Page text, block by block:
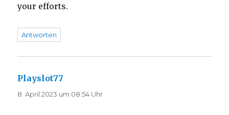
your efforts.
Antworten
Playslot77
8. April 2023 um 08:54 Uhr